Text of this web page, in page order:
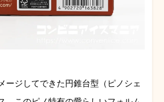
ージしてできた円錐台型（ピノシェ